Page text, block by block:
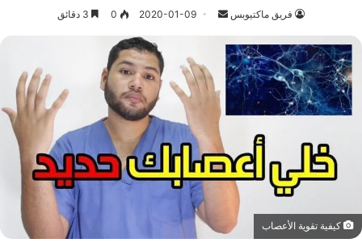
فريق ماكتيوبس
أرسل 2020-01-09
0
كيفية تقوية الأعصاب